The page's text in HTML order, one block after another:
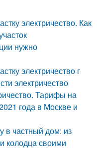
электричество. Как
нужно
электричество г
электричество
Тарифы на
года в Москве и
в частный дом: из
колодца своими